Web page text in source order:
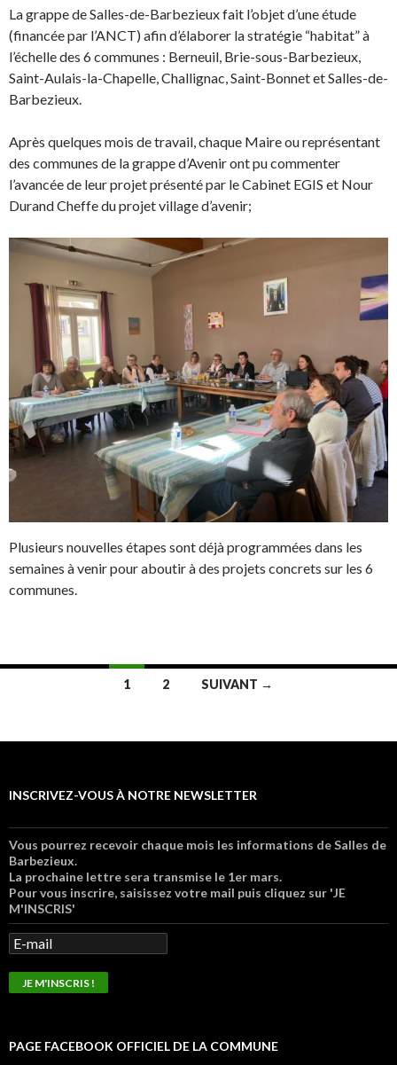
La grappe de Salles-de-Barbezieux fait l’objet d’une étude
(financée par l’ANCT) afin d’élaborer la stratégie “habitat” à
l’échelle des 6 communes : Berneuil, Brie-sous-Barbezieux,
Saint-Aulais-la-Chapelle, Challignac, Saint-Bonnet et Salles-de-
Barbezieux.
Après quelques mois de travail, chaque Maire ou représentant
des communes de la grappe d’Avenir ont pu commenter
l’avancée de leur projet présenté par le Cabinet EGIS et Nour
Durand Cheffe du projet village d’avenir;
Plusieurs nouvelles étapes sont déjà programmées dans les
semaines à venir pour aboutir à des projets concrets sur les 6
communes.
1 2 SUIVANT →
INSCRIVEZ-VOUS À NOTRE NEWSLETTER
Vous pourrez recevoir chaque mois les informations de Salles de
Barbezieux.
La prochaine lettre sera transmise le 1er mars.
Pour vous inscrire, saisissez votre mail puis cliquez sur 'JE
M'INSCRIS'
PAGE FACEBOOK OFFICIEL DE LA COMMUNE